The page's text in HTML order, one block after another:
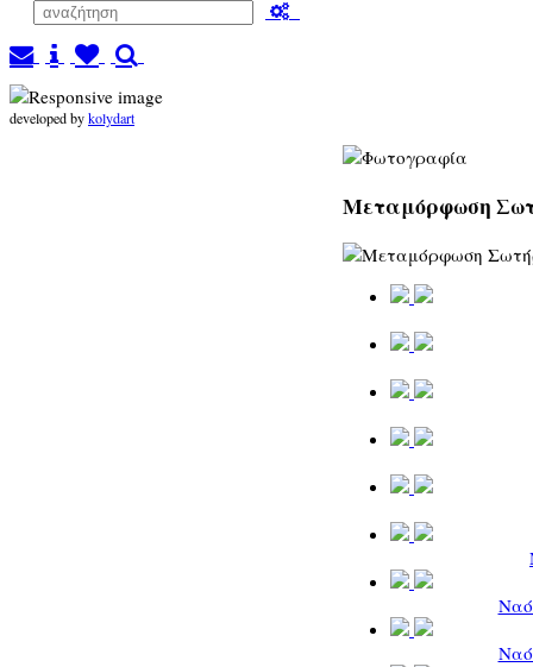
developed bykolydart
Μεταμόρφωση